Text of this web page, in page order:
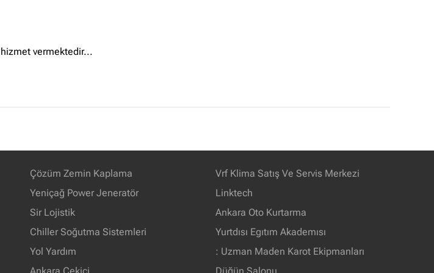
vermektedir...
Çözüm Zemin Kaplama
Yeniçağ Power Jeneratör
Sir Lojistik
Chiller Soğutma Sistemleri
Yol Yardım
Vrf Klima Satış Ve Servis Merkezi
Linktech
Ankara Oto Kurtarma
Yurtdısı Egıtım Akademısı
: Uzman Maden Karot Ekipmanları